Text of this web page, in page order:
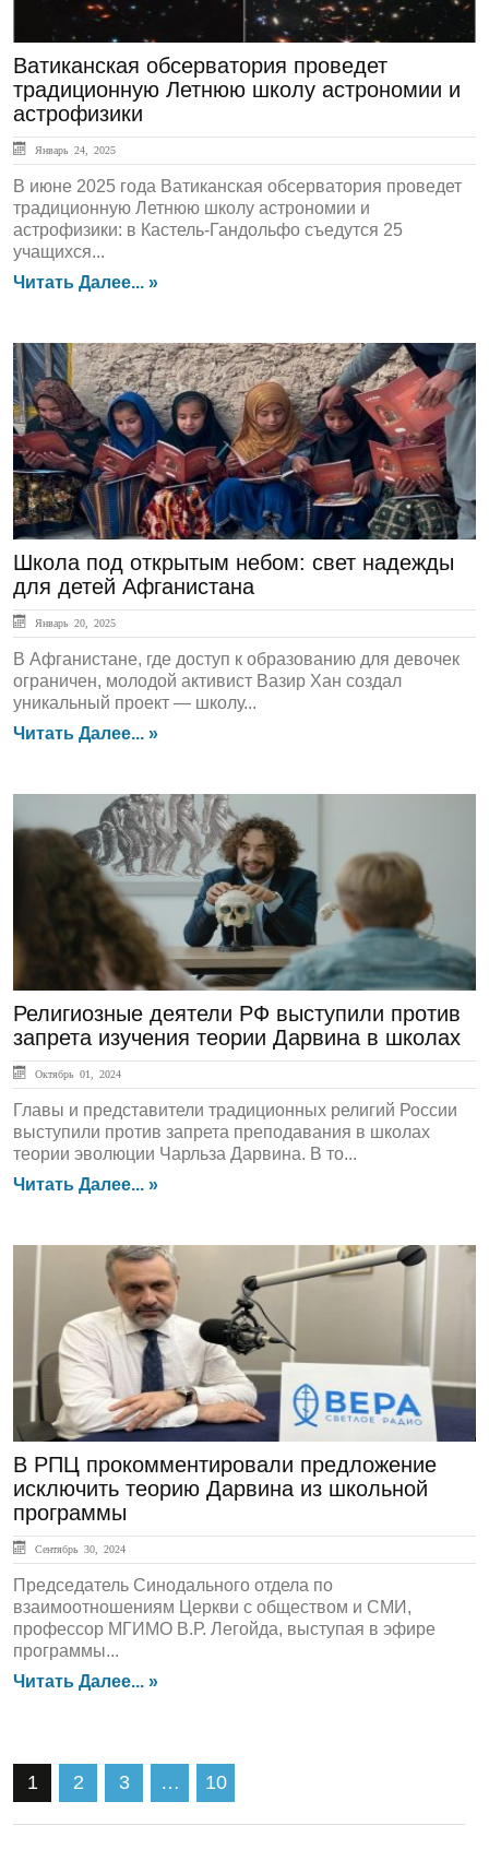
Ватиканская обсерватория проведет
традиционную Летнюю школу астрономии и
астрофизики
Январь 24, 2025
В июне 2025 года Ватиканская обсерватория проведет
традиционную Летнюю школу астрономии и
астрофизики: в Кастель-Гандольфо съедутся 25
учащихся...
Читать Далее... »
ЛЕНТА НОВОСТЕЙ
Школа под открытым небом: свет надежды
для детей Афганистана
Январь 20, 2025
В Афганистане, где доступ к образованию для девочек
ограничен, молодой активист Вазир Хан создал
уникальный проект — школу...
Читать Далее... »
ЛЕНТА НОВОСТЕЙ
Религиозные деятели РФ выступили против
запрета изучения теории Дарвина в школах
Октябрь 01, 2024
Главы и представители традиционных религий России
выступили против запрета преподавания в школах
теории эволюции Чарльза Дарвина. В то...
Читать Далее... »
ЛЕНТА НОВОСТЕЙ
В РПЦ прокомментировали предложение
исключить теорию Дарвина из школьной
программы
Сентябрь 30, 2024
Председатель Синодального отдела по
взаимоотношениям Церкви с обществом и СМИ,
профессор МГИМО В.Р. Легойда, выступая в эфире
программы...
Читать Далее... »
1 2 3 … 10